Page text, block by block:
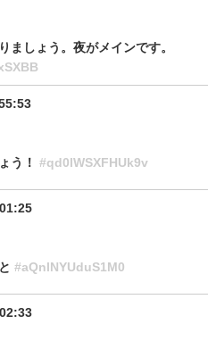
ましょう。夜がメインです。
う！ #qd0lWSXFHUk9v
#aQnlNYUduS1M0